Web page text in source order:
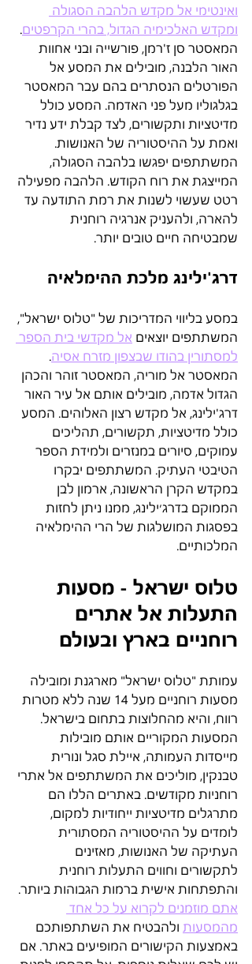
ואינטימי אל מקדש הלהבה הסגולה
ומקדש האלכימיה הגדול, בהרי הקרפטים.
המאסטר סן ז'רמן, פורשייה ובני אחוות
האור הלבנה, מובילים את המסע אל
הפורטלים הנסתרים בהם עבר המאסטר
בגלגוליו מעל פני האדמה. המסע כולל
מדיטציות ותקשורים, לצד קבלת ידע נדיר
ואמת על ההיסטוריה של האנושות.
המשתתפים יפגשו בלהבה הסגולה,
המייצגת את רוח הקודש. הלהבה מפעילה
רטט שעשוי לשנות את רמת התודעה עד
להארה, ולהעניק אנרגיה רוחנית
שמבטיחה חיים טובים יותר.
דרג'ילינג מלכת ההימלאיה
במסע בליווי המדריכות של "טלוס ישראל",
המשתתפים יוצאים אל מקדשי בית הספר
למסתורין בהודו שבצפון מזרח אסיה.
המאסטר אל מוריה, המאסטר זוהר והכהן
הגדול אדמה, מובילים אותם אל עיר האור
דרג'ילינג, אל מקדש רצון האלוהים. המסע
כולל מדיטציות, תקשורים, תהליכים
עמוקים, סיורים במנזרים ולמידת הספר
הטיבטי העתיק. המשתתפים יבקרו
במקדש הקרן הראשונה, ארמון לבן
הממוקם בדרג׳ילינג, ממנו ניתן לחזות
בפסגות המושלגות של הרי ההימלאיה
המלכותיים.
טלוס ישראל - מסעות
התעלות אל אתרים
רוחניים בארץ ובעולם
עמותת "טלוס ישראל" מארגנת ומובילה
מסעות רוחניים מעל 14 שנה ללא מטרות
רווח, והיא מהחלוצות בתחום בישראל.
המסעות המקוריים אותם מובילות
מייסדות העמותה, איילת סגל ונורית
טבנקין, מוליכים את המשתתפים אל אתרי
רוחניות מקודשים. באתרים הללו הם
מתרגלים מדיטציות ייחודיות למקום,
לומדים על ההיסטוריה המסתורית
העתיקה של האנושות, מאזינים
לתקשורים וחווים התעלות רוחנית
והתפתחות אישית ברמות הגבוהות ביותר.
אתם מוזמנים לקרוא על כל אחד
מהמסעות ולהבטיח את השתתפותכם
באמצעות הקישורים המופיעים באתר. אם